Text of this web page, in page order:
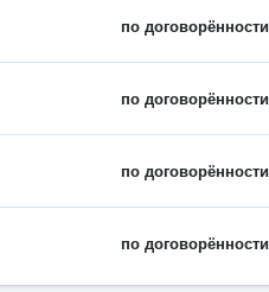
по договорённости
по договорённости
по договорённости
по договорённости